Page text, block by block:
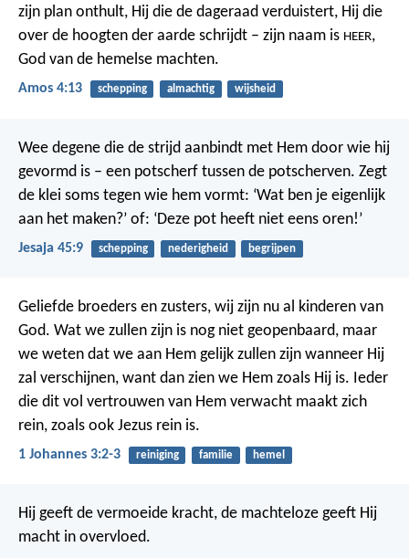
zijn plan onthult, Hij die de dageraad verduistert, Hij die
over de hoogten der aarde schrijdt – zijn naam is HEER,
God van de hemelse machten.
Amos 4:13 schepping almachtig wijsheid
Wee degene die de strijd aanbindt met Hem door wie hij
gevormd is – een potscherf tussen de potscherven. Zegt
de klei soms tegen wie hem vormt: ‘Wat ben je eigenlijk
aan het maken?’ of: ‘Deze pot heeft niet eens oren!’
Jesaja 45:9 schepping nederigheid begrijpen
Geliefde broeders en zusters, wij zijn nu al kinderen van
God. Wat we zullen zijn is nog niet geopenbaard, maar
we weten dat we aan Hem gelijk zullen zijn wanneer Hij
zal verschijnen, want dan zien we Hem zoals Hij is. Ieder
die dit vol vertrouwen van Hem verwacht maakt zich
rein, zoals ook Jezus rein is.
1 Johannes 3:2-3 reiniging familie hemel
Hij geeft de vermoeide kracht, de machteloze geeft Hij
macht in overvloed.